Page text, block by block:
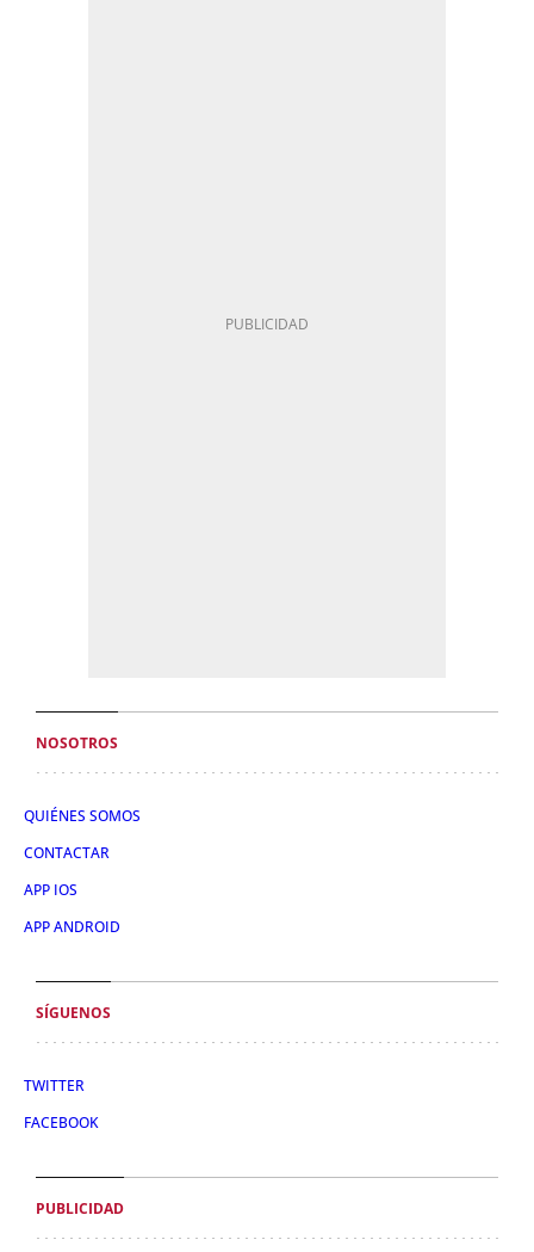
NOSOTROS
QUIÉNES SOMOS
CONTACTAR
APP IOS
APP ANDROID
SÍGUENOS
TWITTER
FACEBOOK
PUBLICIDAD